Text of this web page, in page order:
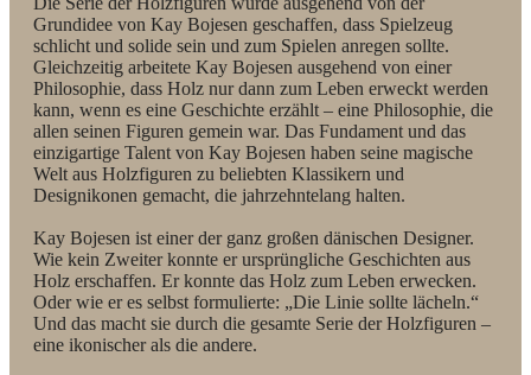
Grundidee von Kay Bojesen geschaffen, dass Spielzeug
schlicht und solide sein und zum Spielen anregen sollte.
Gleichzeitig arbeitete Kay Bojesen ausgehend von einer
Philosophie, dass Holz nur dann zum Leben erweckt werden
kann, wenn es eine Geschichte erzählt – eine Philosophie, die
allen seinen Figuren gemein war. Das Fundament und das
einzigartige Talent von Kay Bojesen haben seine magische
Welt aus Holzfiguren zu beliebten Klassikern und
Designikonen gemacht, die jahrzehntelang halten.
Kay Bojesen ist einer der ganz großen dänischen Designer.
Wie kein Zweiter konnte er ursprüngliche Geschichten aus
Holz erschaffen. Er konnte das Holz zum Leben erwecken.
Oder wie er es selbst formulierte: „Die Linie sollte lächeln.“
Und das macht sie durch die gesamte Serie der Holzfiguren –
eine ikonischer als die andere.